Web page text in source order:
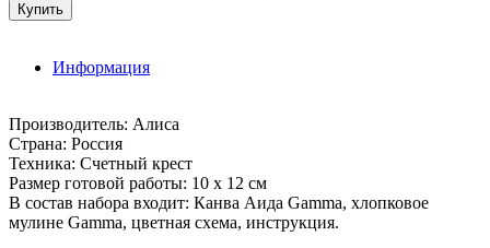
Информация
Производитель: Алиса
Страна: Россия
Техника: Счетный крест
Размер готовой работы: 10 х 12 см
В состав набора входит: Канва Аида Gamma, хлопковое
мулине Gamma, цветная схема, инструкция.